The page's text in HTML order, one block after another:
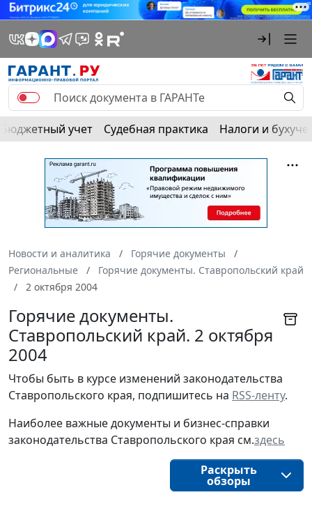
Бюджетный учет Судебная практика Налоги и
Новости и аналитика
Горячие документы
Региональные
Горячие документы. Ставропольский край
2 октября 2004
Горячие документы.
Ставропольский край. 2 октября
2004
Чтобы быть в курсе изменений законодательства
Ставропольского края, подпишитесь на RSS-ленту.
Наиболее важные документы и бизнес-справки
законодательства Ставропольского края см.здесь
Раскрыть
обзоры